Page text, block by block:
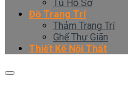
Tủ Hồ Sơ
Đồ Trang Trí
Thảm Trang Trí
Ghế Thư Giãn
Thiết Kế Nội Thất